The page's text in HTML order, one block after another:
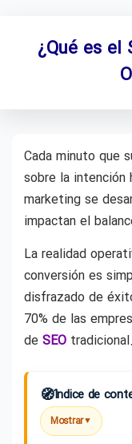
¿Qué es el
Cada minuto que
sobre la intención
marketing se
impactan el
La realidad
conversión es
disfrazado de
70% de las
de SEO tradicional.
🧭Índice de
Mostrar▼